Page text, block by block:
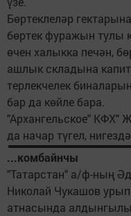
Бөртеклеләр
бөртек фуражын тулы
өчен халыкка печән,
ашлык складына
терлекчелек
бар да көйле бара.
"Архангельское" КФХ"
да начар түгел,
...комбайнчы
"Татарстан" а/ф-ның
Николай Чукашов
атнасында